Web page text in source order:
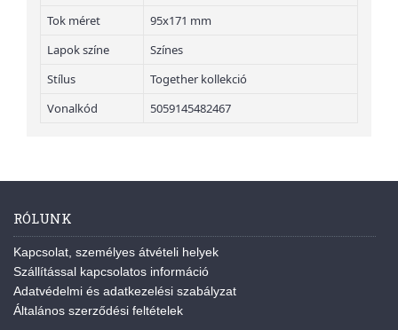
Tok méret
95x171 mm
Lapok színe
Színes
Stílus
Together kollekció
Vonalkód
5059145482467
RÓLUNK
Kapcsolat, személyes átvételi helyek
Szállítással kapcsolatos információ
Adatvédelmi és adatkezelési szabályzat
Általános szerződési feltételek